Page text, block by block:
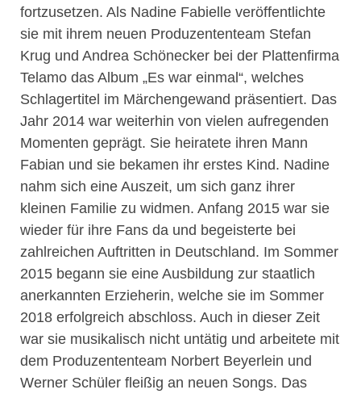
fortzusetzen. Als Nadine Fabielle veröffentlichte
sie mit ihrem neuen Produzententeam Stefan
Krug und Andrea Schönecker bei der Plattenfirma
Telamo das Album „Es war einmal“, welches
Schlagertitel im Märchengewand präsentiert. Das
Jahr 2014 war weiterhin von vielen aufregenden
Momenten geprägt. Sie heiratete ihren Mann
Fabian und sie bekamen ihr erstes Kind. Nadine
nahm sich eine Auszeit, um sich ganz ihrer
kleinen Familie zu widmen. Anfang 2015 war sie
wieder für ihre Fans da und begeisterte bei
zahlreichen Auftritten in Deutschland. Im Sommer
2015 begann sie eine Ausbildung zur staatlich
anerkannten Erzieherin, welche sie im Sommer
2018 erfolgreich abschloss. Auch in dieser Zeit
war sie musikalisch nicht untätig und arbeitete mit
dem Produzententeam Norbert Beyerlein und
Werner Schüler fleißig an neuen Songs. Das